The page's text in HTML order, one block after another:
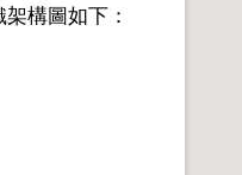
構圖如下：